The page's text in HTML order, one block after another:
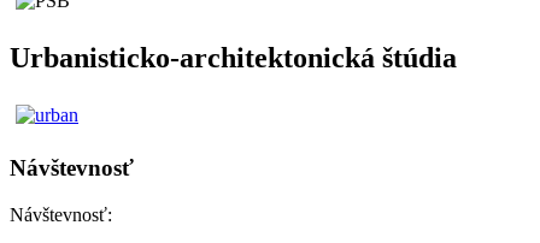
Urbanisticko-architektonická štúdia
Návštevnosť
Návštevnosť: